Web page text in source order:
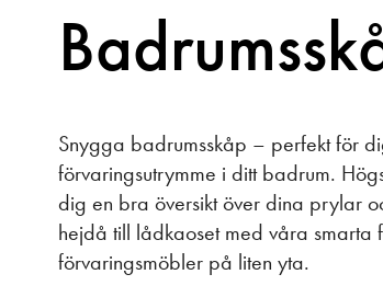
Snygga badrumsskåp – perfekt för
förvaringsutrymme i ditt badrum.
dig en bra översikt över dina prylar
hejdå till lådkaoset med våra smarta
förvaringsmöbler på liten yta.